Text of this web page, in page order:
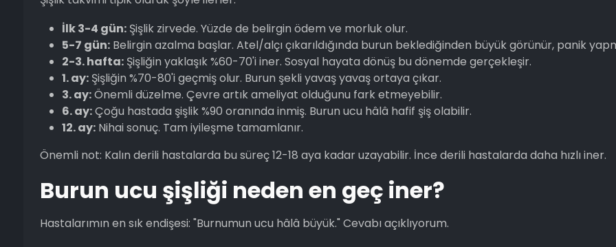
İlk 3-4 gün:Şişlik zirvede. Yüzde de belirgin ödem ve morluk olur.
5-7 gün:Belirgin azalma başlar. Atel/alçı çıkarıldığında burun beklediğinden büyük görünür, panik
2-3. hafta:Şişliğin yaklaşık %60-70'i iner. Sosyal hayata dönüş bu dönemde gerçekleşir.
1. ay:Şişliğin %70-80'i geçmiş olur. Burun şekli yavaş yavaş ortaya çıkar.
3. ay:Önemli düzelme. Çevre artık ameliyat olduğunu fark etmeyebilir.
6. ay:Çoğu hastada şişlik %90 oranında inmiş. Burun ucu hâlâ hafif şiş olabilir.
12. ay:Nihai sonuç. Tam iyileşme tamamlanır.
Önemli not: Kalın derili hastalarda bu süreç 12-18 aya kadar uzayabilir. İnce derili hastalarda daha hızlı iner.
Burun ucu şişliği neden en geç iner?
Hastalarımın en sık endişesi: "Burnumun ucu hâlâ büyük." Cevabı açıklıyorum.